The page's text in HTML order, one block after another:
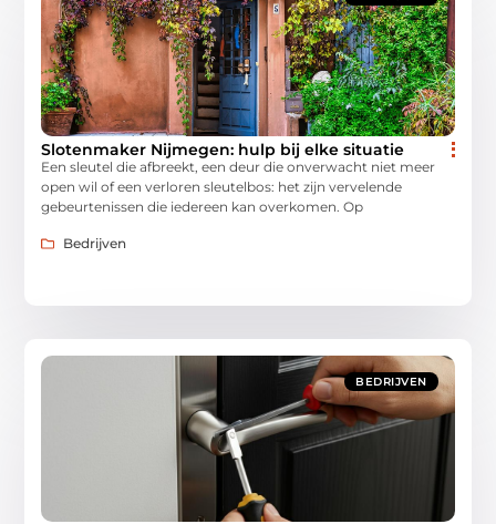
Slotenmaker Nijmegen: hulp bij elke situatie
Een sleutel die afbreekt, een deur die onverwacht niet meer
open wil of een verloren sleutelbos: het zijn vervelende
gebeurtenissen die iedereen kan overkomen. Op
Bedrijven
BEDRIJVEN